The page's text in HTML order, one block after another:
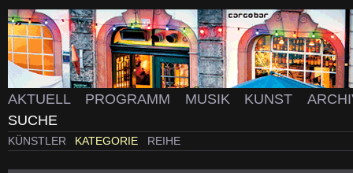
AKTUELL PROGRAMM MUSIK KUNST
SUCHE
KÜNSTLER KATEGORIE REIHE